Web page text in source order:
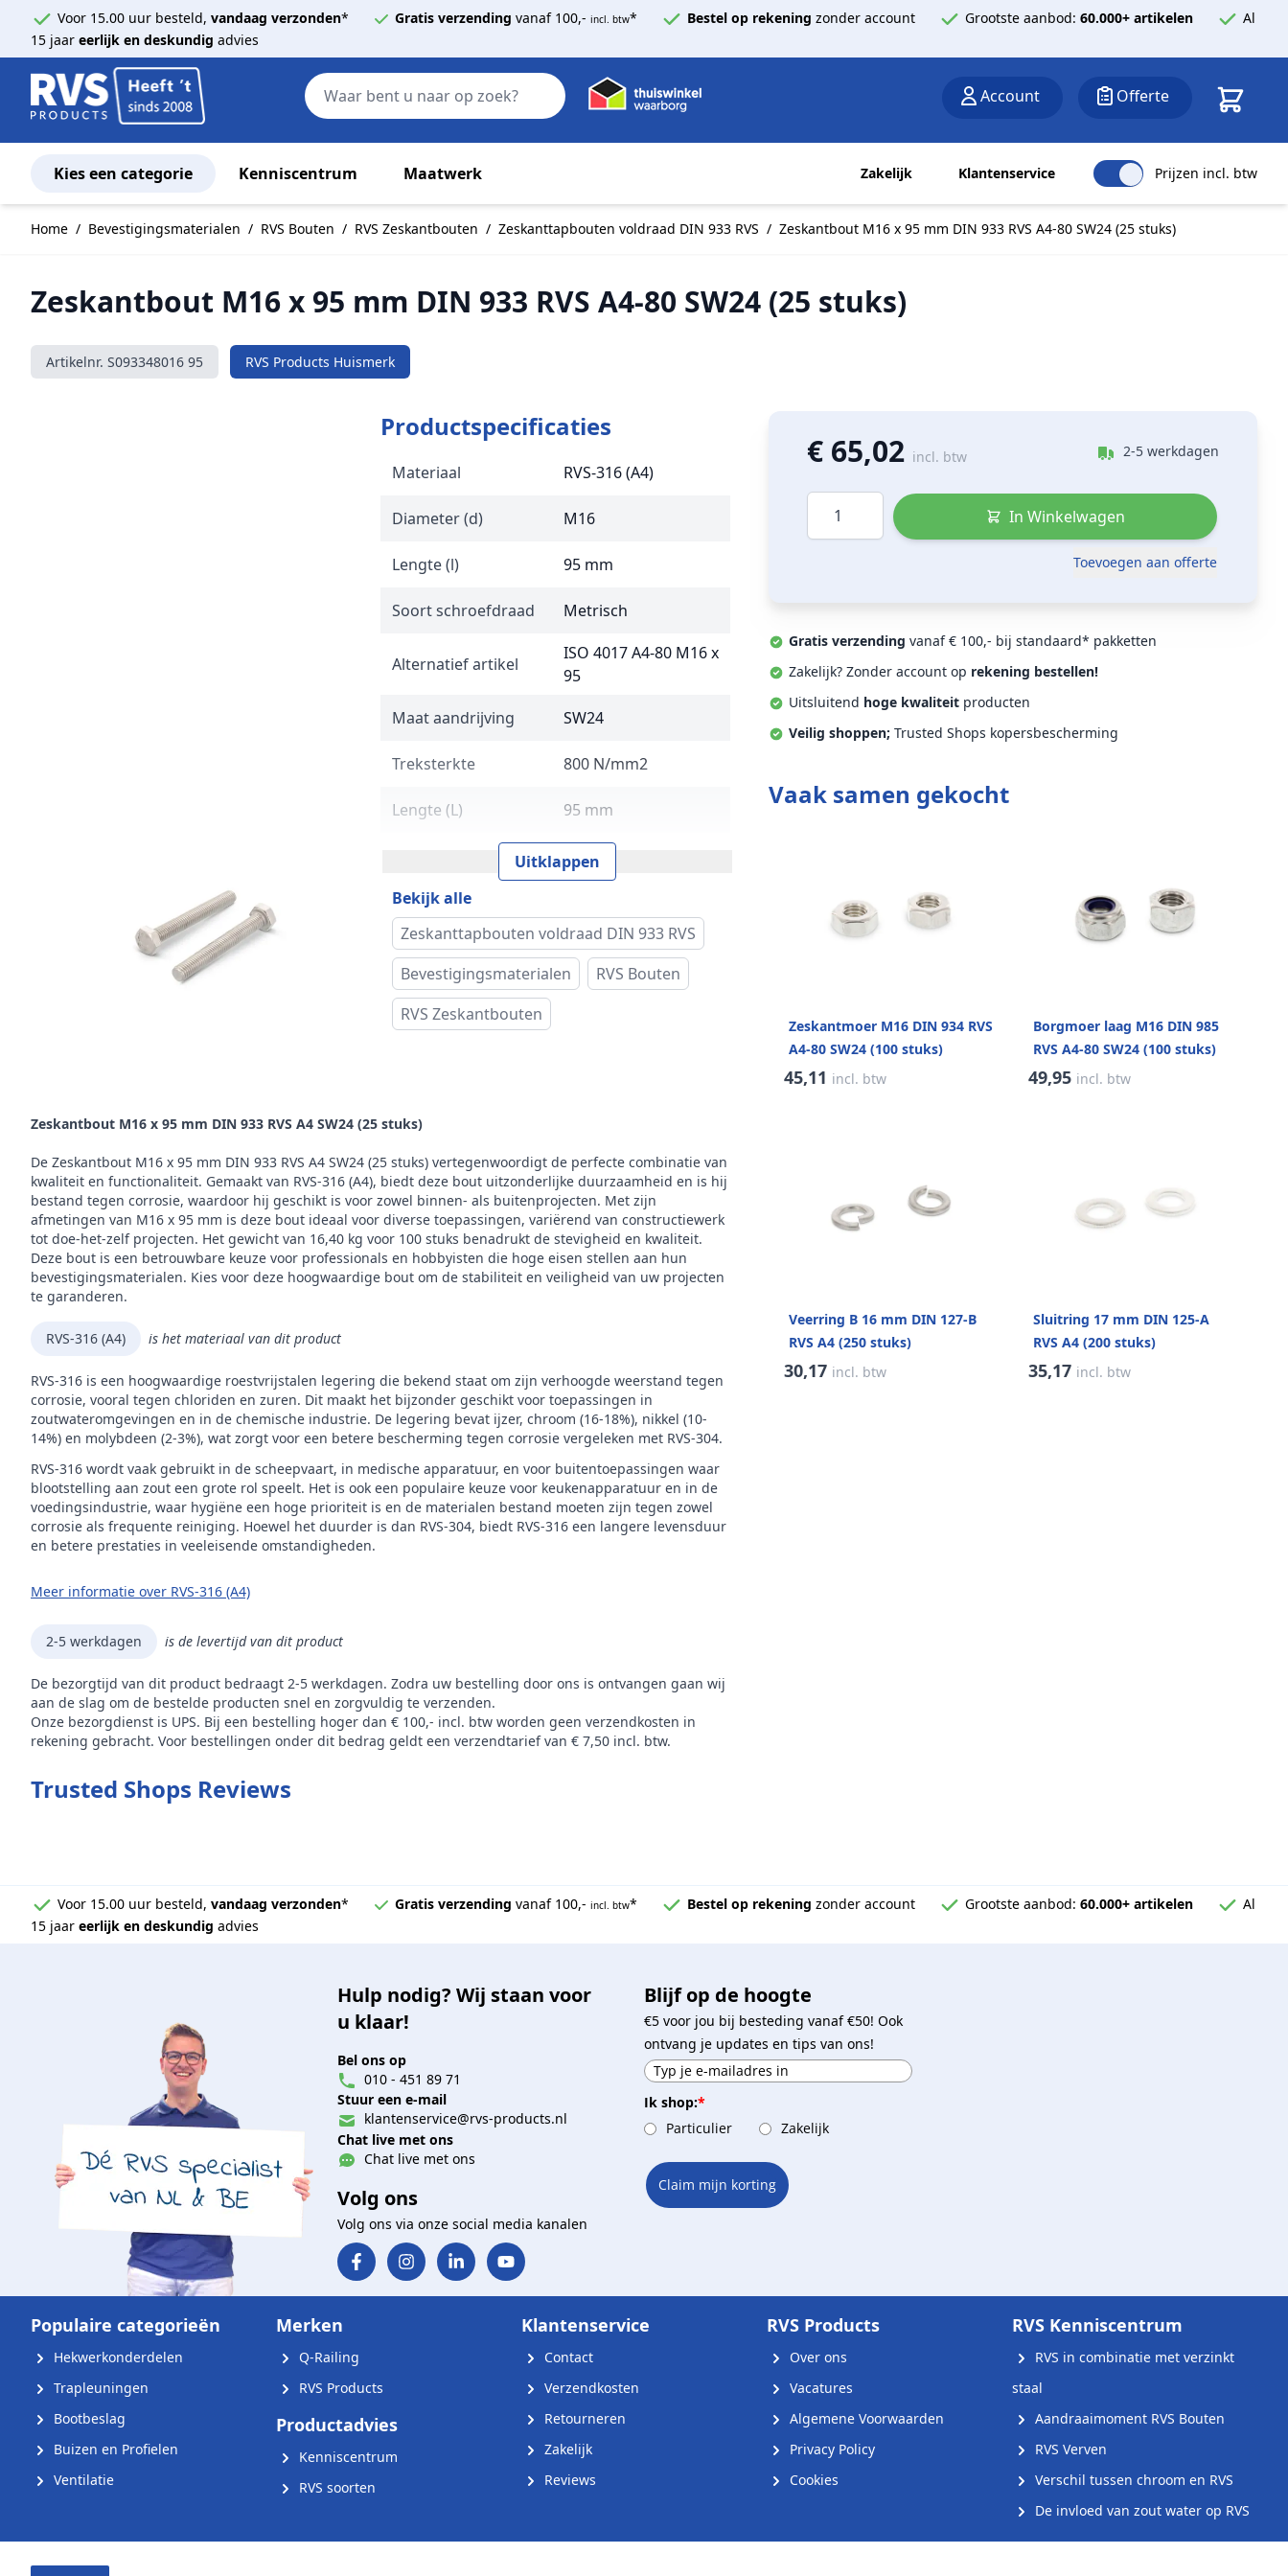
Voor 15.00 uur besteld, vandaag verzonden* Gratis verzending vanaf 100,- incl. btw* Bestel op rekening zonder account Grootste aanbod: 60.000+ artikelen
Al
15 jaar eerlijk en deskundig advies
Zoek
Account Offerte
Kies een categorie Kenniscentrum Maatwerk Zakelijk Klantenservice Prijzen incl. btw
Home / Bevestigingsmaterialen / RVS Bouten / RVS Zeskantbouten / Zeskanttapbouten voldraad DIN 933 RVS / Zeskantbout M16 x 95 mm DIN 933 RVS A4-80 SW24 (25 stuks)
Zeskantbout M16 x 95 mm DIN 933 RVS A4-80 SW24 (25 stuks)
Artikelnr. S093348016 95 RVS Products Huismerk
Productspecificaties
Materiaal RVS-316 (A4)
Diameter (d) M16
Lengte (l) 95 mm
Soort schroefdraad Metrisch
Alternatief artikel
ISO 4017 A4-80 M16 x
95
Maat aandrijving
SW24
Treksterkte 800 N/mm2
Lengte (L) 95 mm
DIN 933
Sterkteklasse
Kopvorm Zeskantkop
Alternatieve norm ISO 4017
Gewicht per 100
stuks
Aandrijving Buitenzeskant
Draadtype Metrisch
25
Uitklappen
Bekijk alle
Zeskanttapbouten voldraad DIN 933 RVS
Bevestigingsmaterialen
RVS Bouten
RVS Zeskantbouten
Zeskantbout M16 x 95 mm DIN 933 RVS A4 SW24 (25 stuks)
De Zeskantbout M16 x 95 mm DIN 933 RVS A4 SW24 (25 stuks) vertegenwoordigt de perfecte combinatie van
kwaliteit en functionaliteit. Gemaakt van RVS-316 (A4), biedt deze bout uitzonderlijke duurzaamheid en is hij
bestand tegen corrosie, waardoor hij geschikt is voor zowel binnen- als buitenprojecten. Met zijn
afmetingen van M16 x 95 mm is deze bout ideaal voor diverse toepassingen, variërend van constructiewerk
tot doe-het-zelf projecten. Het gewicht van 16,40 kg voor 100 stuks benadrukt de stevigheid en kwaliteit.
Deze bout is een betrouwbare keuze voor professionals en hobbyisten die hoge eisen stellen aan hun
bevestigingsmaterialen. Kies voor deze hoogwaardige bout om de stabiliteit en veiligheid van uw projecten
te garanderen.
RVS-316 (A4) is het materiaal van dit product
RVS-316 is een hoogwaardige roestvrijstalen legering die bekend staat om zijn verhoogde weerstand tegen
corrosie, vooral tegen chloriden en zuren. Dit maakt het bijzonder geschikt voor toepassingen in
zoutwateromgevingen en in de chemische industrie. De legering bevat ijzer, chroom (16-18%), nikkel (10-
14%) en molybdeen (2-3%), wat zorgt voor een betere bescherming tegen corrosie vergeleken met RVS-304.
RVS-316 wordt vaak gebruikt in de scheepvaart, in medische apparatuur, en voor buitentoepassingen waar
blootstelling aan zout een grote rol speelt. Het is ook een populaire keuze voor keukenapparatuur en in de
voedingsindustrie, waar hygiëne een hoge prioriteit is en de materialen bestand moeten zijn tegen zowel
corrosie als frequente reiniging. Hoewel het duurder is dan RVS-304, biedt RVS-316 een langere levensduur
en betere prestaties in veeleisende omstandigheden.
Meer informatie over RVS-316 (A4)
2-5 werkdagen is de levertijd van dit product
De bezorgtijd van dit product bedraagt 2-5 werkdagen. Zodra uw bestelling door ons is ontvangen gaan wij
aan de slag om de bestelde producten snel en zorgvuldig te verzenden.
Onze bezorgdienst is UPS. Bij een bestelling hoger dan € 100,- incl. btw worden geen verzendkosten in
rekening gebracht. Voor bestellingen onder dit bedrag geldt een verzendtarief van € 7,50 incl. btw.
Trusted Shops Reviews
€ 65,02 incl. btw 2-5 werkdagen
Aantal
In Winkelwagen
Toevoegen aan offerte
Gratis verzending vanaf € 100,- bij standaard* pakketten
Zakelijk? Zonder account op rekening bestellen!
Uitsluitend hoge kwaliteit producten
Veilig shoppen; Trusted Shops kopersbescherming
Vaak samen gekocht
Zeskantmoer M16 DIN 934 RVS
A4-80 SW24 (100 stuks)
45,11 incl. btw
Borgmoer laag M16 DIN 985
RVS A4-80 SW24 (100 stuks)
49,95 incl. btw
Veerring B 16 mm DIN 127-B
RVS A4 (250 stuks)
30,17 incl. btw
Sluitring 17 mm DIN 125-A
RVS A4 (200 stuks)
35,17 incl. btw
Voor 15.00 uur besteld, vandaag verzonden* Gratis verzending vanaf 100,- incl. btw* Bestel op rekening zonder account Grootste aanbod: 60.000+ artikelen
Al
15 jaar eerlijk en deskundig advies
Hulp nodig? Wij staan voor
u klaar!
Bel ons op
010 - 451 89 71
Stuur een e-mail
klantenservice@rvs-products.nl
Chat live met ons
Chat live met ons
Volg ons
Volg ons via onze social media kanalen
Blijf op de hoogte
€5 voor jou bij besteding vanaf €50! Ook
ontvang je updates en tips van ons!
Ik shop:*
Particulier
Zakelijk
Claim mijn korting
Populaire categorieën
Hekwerkonderdelen
Trapleuningen
Bootbeslag
Buizen en Profielen
Ventilatie
Merken
Q-Railing
RVS Products
Productadvies
Kenniscentrum
RVS soorten
Klantenservice
Contact
Verzendkosten
Retourneren
Zakelijk
Reviews
RVS Products
Over ons
Vacatures
Algemene Voorwaarden
Privacy Policy
Cookies
RVS Kenniscentrum
RVS in combinatie met verzinkt
staal
Aandraaimoment RVS Bouten
RVS Verven
Verschil tussen chroom en RVS
De invloed van zout water op RVS